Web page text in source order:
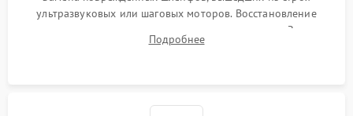
ультразвуковых или шаговых моторов. Восстановление
геометрии направляющих при заклинивании зума. Замена
неисправного блока диафрагмы, датчиков положения или
Подробнее